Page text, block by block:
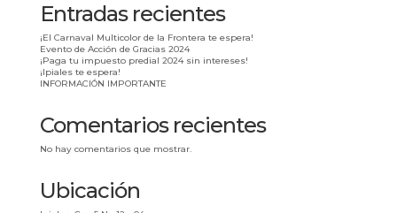
Entradas recientes
¡El Carnaval Multicolor de la Frontera te espera!
Evento de Acción de Gracias 2024
¡Paga tu impuesto predial 2024 sin intereses!
¡Ipiales te espera!
INFORMACIÓN IMPORTANTE
Comentarios recientes
No hay comentarios que mostrar.
Ubicación